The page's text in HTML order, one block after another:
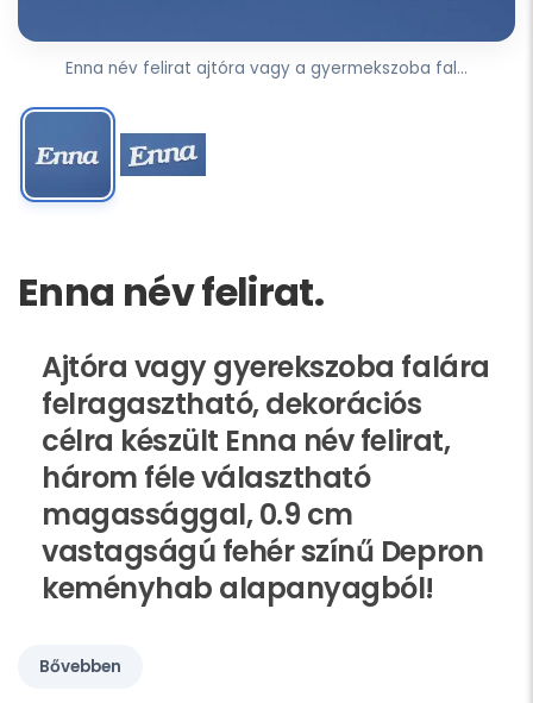
Enna név felirat ajtóra vagy a gyermekszoba fal...
Enna név felirat.
Ajtóra vagy gyerekszoba falára
felragasztható, dekorációs
célra készült Enna név felirat,
három féle választható
magassággal, 0.9 cm
vastagságú fehér színű Depron
keményhab alapanyagból!
Bővebben